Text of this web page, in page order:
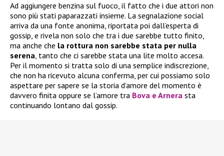
Ad aggiungere benzina sul fuoco, il fatto che i due attori non
sono più stati paparazzati insieme. La segnalazione social
arriva da una fonte anonima, riportata poi dall’esperta di
gossip, e rivela non solo che tra i due sarebbe tutto finito,
ma anche che la rottura non sarebbe stata per nulla
serena, tanto che ci sarebbe stata una lite molto accesa.
Per il momento si tratta solo di una semplice indiscrezione,
che non ha ricevuto alcuna conferma, per cui possiamo solo
aspettare per sapere se la storia d’amore del momento è
davvero finita oppure se l’amore tra Bova e Arnera sta
continuando lontano dal gossip.